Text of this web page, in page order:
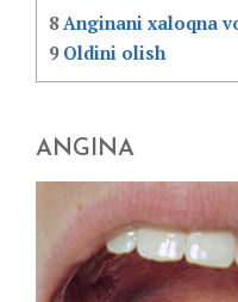
8Anginani xaloqna
9Oldini olish
ANGINA